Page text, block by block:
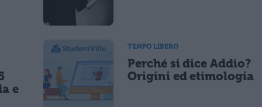
e
TEMPO LIBERO
Perché si dice Addio?
Origini ed etimologia